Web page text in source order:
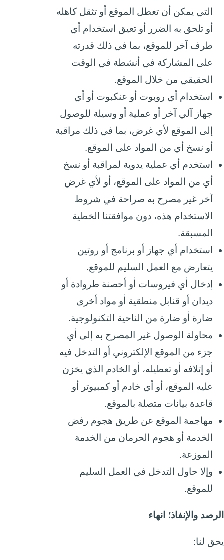
التي يمكن أن تعطل الموقع أو تثقل كاهله
أو تلحق به الضرر أو تعيق استخدام أي
طرف آخر للموقع، بما في ذلك قدرته
على المشاركة في أنشطة في الوقت
الحقيقي من خلال الموقع.
استخدام أي روبوت أو عنكبوت أو أي
جهاز آلي آخر أو عملية أو وسيلة للوصول
إلى الموقع لأي غرض، بما في ذلك مراقبة
أو نسخ أي من المواد على الموقع.
استخدم أي عملية يدوية لمراقبة أو نسخ
أي من المواد على الموقع، أو لأي غرض
آخر غير مصرح به صراحة في شروط
الاستخدام هذه، دون موافقتنا الخطية
المسبقة.
استخدام أي جهاز أو برنامج أو روتين
يتعارض مع العمل السليم للموقع.
إدخال أي فيروسات أو أحصنة طروادة أو
ديدان أو قنابل منطقية أو مواد أخرى
ضارة أو ضارة من الناحية التكنولوجية.
محاولة الوصول غير المصرح به إلى أي
جزء من الموقع الإلكتروني أو التدخل فيه
أو إتلافه أو تعطيله، أو الخادم الذي يخزن
عليه الموقع، أو أي خادم أو كمبيوتر أو
قاعدة بيانات متصلة بالموقع.
مهاجمة الموقع عن طريق هجوم رفض
الخدمة أو هجوم الحرمان من الخدمة
الموزعة.
وإلا حاول التدخل في العمل السليم
للموقع.
الرصد والإنفاذ؛ انهاء
يحق لنا: